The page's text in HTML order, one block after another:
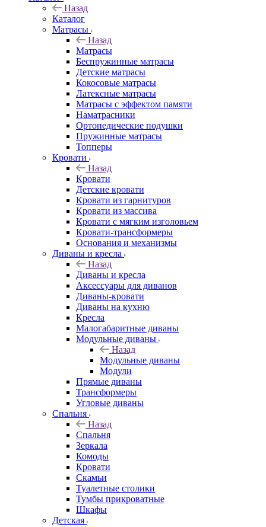
Назад
Каталог
Матрасы
Назад
Матрасы
Беспружинные матрасы
Детские матрасы
Кокосовые матрасы
Латексные матрасы
Матрасы с эффектом памяти
Наматрасники
Ортопедические подушки
Пружинные матрасы
Топперы
Кровати
Назад
Кровати
Детские кровати
Кровати из гарнитуров
Кровати из массива
Кровати с мягким изголовьем
Кровати-трансформеры
Основания и механизмы
Диваны и кресла
Назад
Диваны и кресла
Аксессуары для диванов
Диваны-кровати
Диваны на кухню
Кресла
Малогабаритные диваны
Модульные диваны
Назад
Модульные диваны
Модули
Прямые диваны
Трансформеры
Угловые диваны
Спальня
Назад
Спальня
Зеркала
Комоды
Кровати
Скамьи
Туалетные столики
Тумбы прикроватные
Шкафы
Детская